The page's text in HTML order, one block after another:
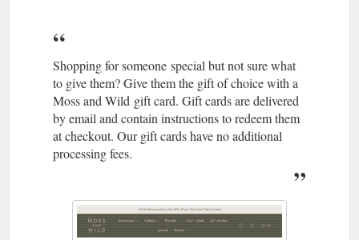
Shopping for someone special but not sure what
to give them? Give them the gift of choice with a
Moss and Wild gift card. Gift cards are delivered
by email and contain instructions to redeem them
at checkout. Our gift cards have no additional
processing fees.